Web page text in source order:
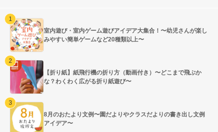
室内遊び・室内ゲーム遊びアイデア大集合！〜幼児さんが楽し
みやすい簡単ゲームなど20種類以上〜
【折り紙】紙飛行機の折り方（動画付き）〜どこまで飛ぶか
な？わくわく広がる折り紙遊び〜
8月のおたより文例〜園だよりやクラスだよりの書き出し文例
アイデア〜